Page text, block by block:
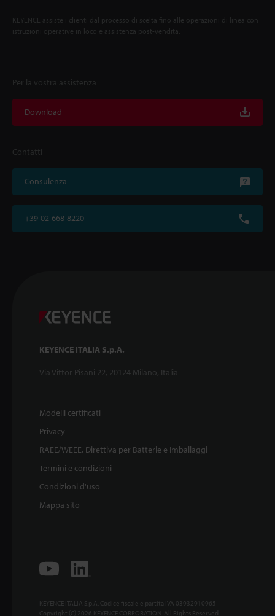
KEYENCE assiste i clienti dal processo di scelta fino alle operazioni di linea con
istruzioni operative in loco e assistenza post-vendita.
Per la vostra assistenza
Download
Contatti
Consulenza
+39-02-668-8220
KEYENCE ITALIA S.p.A.
Via Vittor Pisani 22, 20124 Milano, Italia
Modelli certificati
Privacy
RAEE/WEEE, Direttiva per Batterie e Imballaggi
Termini e condizioni
Condizioni d'uso
Mappa sito
KEYENCE ITALIA S.p.A. Codice fiscale e partita IVA 03932910965
Copyright (C) 2026 KEYENCE CORPORATION. All Rights Reserved.